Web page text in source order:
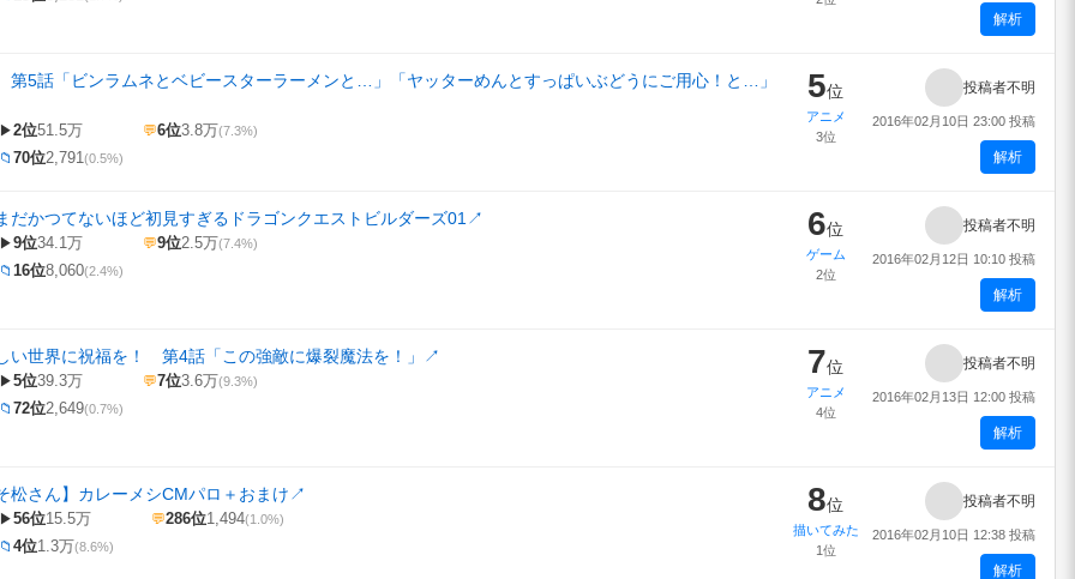
解析
5話「ビンラムネとベビースターラーメンと…」「ヤッターめんとすっぱいぶどうにご用心！と…」
▶2位51.5万 💬6位3.8万(7.3%)
📁 70位2,791(0.5%)
5位
アニメ
3位
投稿者不明
2016年02月10日 23:00 投稿
解析
だかつてないほど初見すぎるドラゴンクエストビルダーズ01 ↗
▶9位34.1万 💬9位2.5万(7.4%)
📁 16位8,060(2.4%)
6位
ゲーム
2位
投稿者不明
2016年02月12日 10:10 投稿
解析
い世界に祝福を！ 第4話「この強敵に爆裂魔法を！」 ↗
▶5位39.3万 💬7位3.6万(9.3%)
📁 72位2,649(0.7%)
7位
アニメ
4位
投稿者不明
2016年02月13日 12:00 投稿
解析
松さん】カレーメシCMパロ＋おまけ↗
▶56位15.5万 💬286位1,494(1.0%)
📁 4位1.3万(8.6%)
8位
描いてみた
1位
投稿者不明
2016年02月10日 12:38 投稿
解析